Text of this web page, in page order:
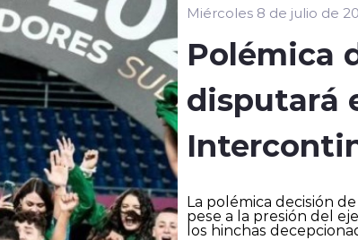
Miércoles 8 de julio de
Polémica
disputará
La polémica decisión
pese a la presión del
los hinchas